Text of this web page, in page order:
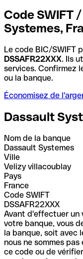
Code SWIFT
Systemes,
Le code BIC/SWIFT
DSSAFR22XXX. Ils
services. Confirmez
ou la banque.
Économisez de
Dassault
Nom de la banque
Dassault Systemes
Ville
Velizy villacoublay
Pays
France
Code SWIFT
DSSAFR22XXX
Avant d'effectuer un
votre banque, vous
la banque, soit avec
nous ne sommes
ce code ou de